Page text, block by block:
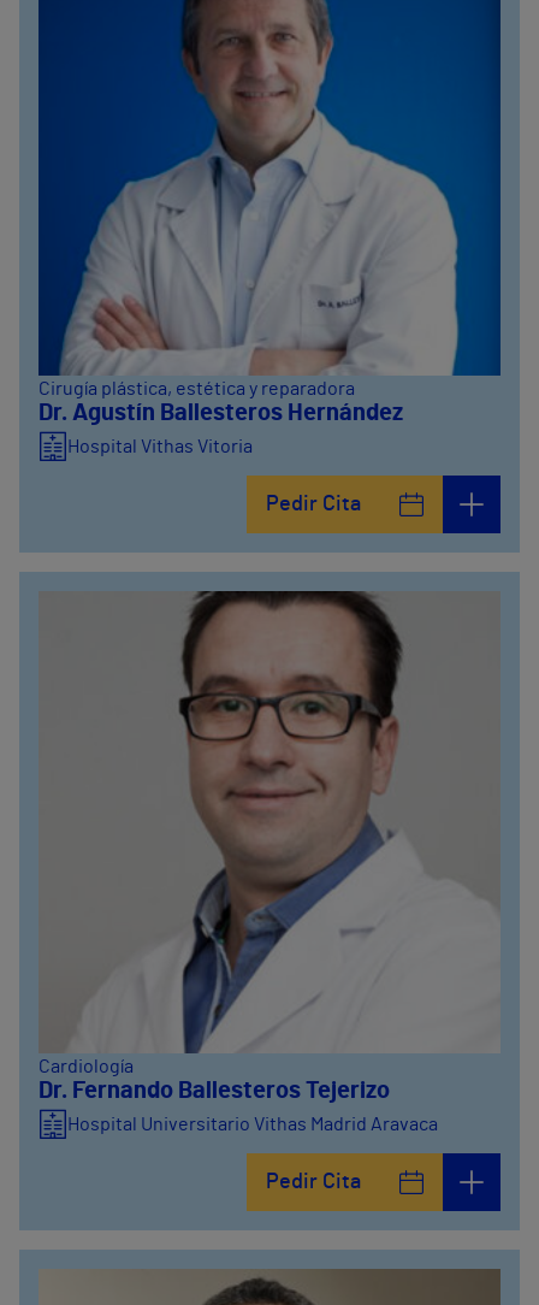
Cirugía plástica, estética y reparadora
Dr. Agustín Ballesteros Hernández
Hospital Vithas Vitoria
Pedir Cita
Cardiología
Dr. Fernando Ballesteros Tejerizo
Hospital Universitario Vithas Madrid Aravaca
Pedir Cita